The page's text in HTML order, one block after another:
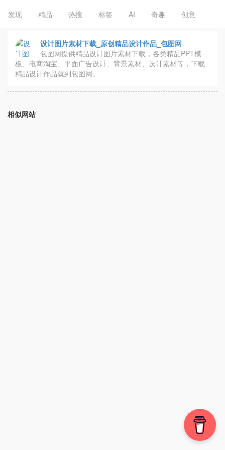
发现 精品 热搜 标签 AI 奇趣 创意
设计图片素材下载_原创精品设计作品_包图网
包图网提供精品设计图片素材下载，各类精品PPT模
板、电商淘宝、平面广告设计、背景素材、设计素材等，下载
精品设计作品就到包图网。
相似网站